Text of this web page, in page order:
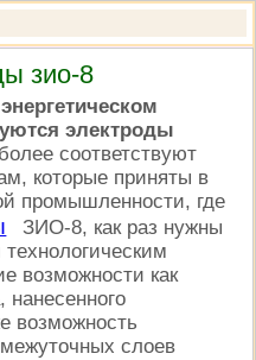
зио-8
электроды
соответствуют
которые приняты в
промышленности, где
ЗИО-8, как раз нужны
возможности как
возможность
слоев